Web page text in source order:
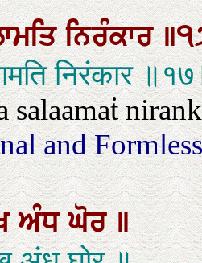
ਨਿਰੰਕਾਰ
निरंकार
salaamaṫ
and
ਅੰਧਘੋਰ॥